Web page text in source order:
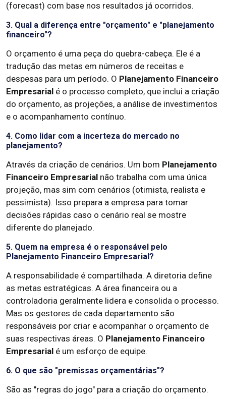
(forecast) com base nos resultados já ocorridos.
3. Qual a diferença entre "orçamento" e "planejamento
financeiro"?
O orçamento é uma peça do quebra-cabeça. Ele é a
tradução das metas em números de receitas e
despesas para um período. O Planejamento Financeiro
Empresarial é o processo completo, que inclui a criação
do orçamento, as projeções, a análise de investimentos
e o acompanhamento contínuo.
4. Como lidar com a incerteza do mercado no
planejamento?
Através da criação de cenários. Um bom Planejamento
Financeiro Empresarial não trabalha com uma única
projeção, mas sim com cenários (otimista, realista e
pessimista). Isso prepara a empresa para tomar
decisões rápidas caso o cenário real se mostre
diferente do planejado.
5. Quem na empresa é o responsável pelo
Planejamento Financeiro Empresarial?
A responsabilidade é compartilhada. A diretoria define
as metas estratégicas. A área financeira ou a
controladoria geralmente lidera e consolida o processo.
Mas os gestores de cada departamento são
responsáveis por criar e acompanhar o orçamento de
suas respectivas áreas. O Planejamento Financeiro
Empresarial é um esforço de equipe.
6. O que são "premissas orçamentárias"?
São as "regras do jogo" para a criação do orçamento.